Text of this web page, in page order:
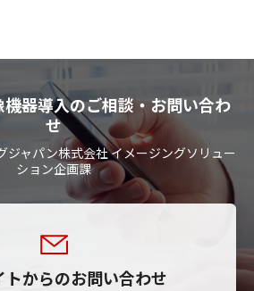
器導入のご相談・お問い合わ
せ
ジャパン株式会社 イメージングソリュー
ション企画課
トからのお問い合わせ